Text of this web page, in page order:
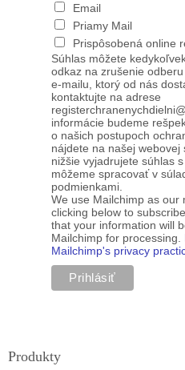
Email
Priamy Mail
Prispôsobená online
Súhlas môžete
odkaz na zrušenie
e-mailu, ktorý od nás
kontaktujte na adrese
informácie budeme
o našich postupoch
nájdete na našej webovej
nižšie vyjadrujete súhlas
môžeme spracovať v
podmienkami.
We use Mailchimp as our
clicking below to
that your information will
Mailchimp for processing.
Mailchimp's privacy
Produkty